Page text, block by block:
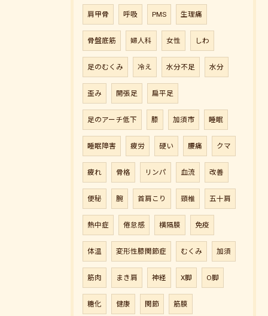
肩甲骨 呼吸 PMS 生理痛
骨盤底筋 婦人科 女性 しわ
足のむくみ 冷え 水分不足 水分
歪み 開張足 扁平足
足のアーチ低下 膝 加須市 睡眠
睡眠障害 疲労 硬い 腰痛 クマ
疲れ 骨格 リンパ 血流 改善
便秘 腕 首肩こり 頸椎 五十肩
熱中症 倦怠感 横隔膜 免疫
体温 変形性膝関節症 むくみ 加須
筋肉 まき肩 神経 X脚 O脚
糖化 健康 関節 筋膜